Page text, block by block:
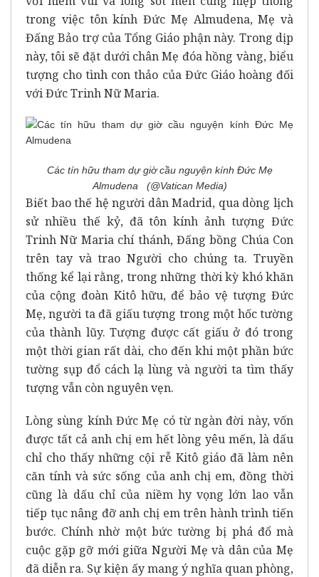
trong việc tôn kính Đức Mẹ Almudena, Mẹ và
Đấng Bảo trợ của Tổng Giáo phận này. Trong dịp
này, tôi sẽ đặt dưới chân Mẹ đóa hồng vàng, biểu
tượng cho tình con thảo của Đức Giáo hoàng đối
với Đức Trinh Nữ Maria.
Các tín hữu tham dự giờ cầu nguyện kính Đức Mẹ
Almudena (@Vatican Media)
Biết bao thế hệ người dân Madrid, qua dòng lịch
sử nhiều thế kỷ, đã tôn kính ảnh tượng Đức
Trinh Nữ Maria chí thánh, Đấng bồng Chúa Con
trên tay và trao Người cho chúng ta. Truyền
thống kể lại rằng, trong những thời kỳ khó khăn
của cộng đoàn Kitô hữu, để bảo vệ tượng Đức
Mẹ, người ta đã giấu tượng trong một hốc tường
của thành lũy. Tượng được cất giấu ở đó trong
một thời gian rất dài, cho đến khi một phần bức
tường sụp đổ cách lạ lùng và người ta tìm thấy
tượng vẫn còn nguyên vẹn.
Lòng sùng kính Đức Mẹ có từ ngàn đời này, vốn
được tất cả anh chị em hết lòng yêu mến, là dấu
chỉ cho thấy những cội rễ Kitô giáo đã làm nên
căn tính và sức sống của anh chị em, đồng thời
cũng là dấu chỉ của niềm hy vọng lớn lao vẫn
tiếp tục nâng đỡ anh chị em trên hành trình tiến
bước. Chính nhờ một bức tường bị phá đổ mà
cuộc gặp gỡ mới giữa Người Mẹ và dân của Mẹ
đã diễn ra. Sự kiện ấy mang ý nghĩa quan phòng,